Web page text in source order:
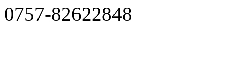
0757-82622848